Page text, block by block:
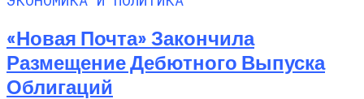
«Новая Почта» Закончила
Размещение Дебютного Выпуска
Облигаций